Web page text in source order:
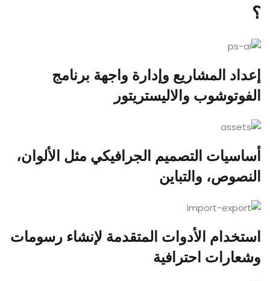
؟
إعداد المشاريع وإدارة واجهة برنامج
الفوتوشوب والاليستريتور
أساسيات التصميم الجرافيكي مثل الألوان،
النصوص، والتباين
استخدام الأدوات المتقدمة لإنشاء رسومات
وشعارات احترافية